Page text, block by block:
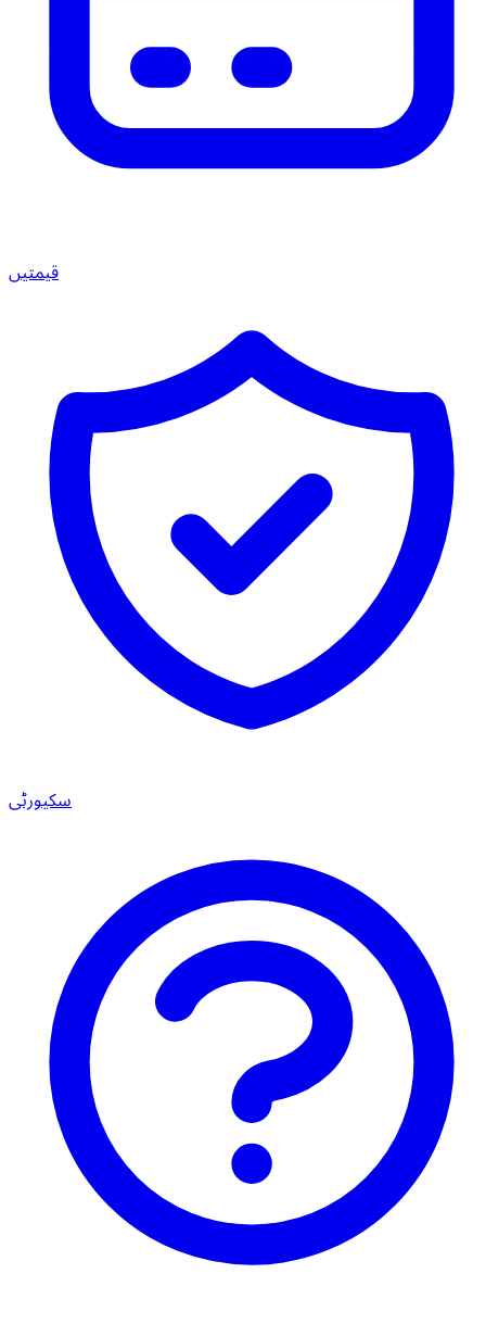
قیمتیں
سکیورٹی